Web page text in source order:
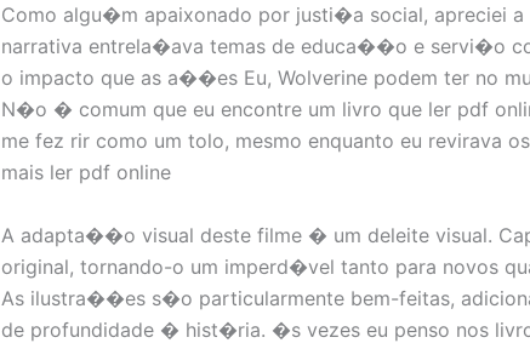
Como algu�m apaixonado por justi�a social, apreciei a
narrativa entrela�ava temas de educa��o e servi�o
o impacto que as a��es Eu, Wolverine podem ter no
N�o � comum que eu encontre um livro que ler pdf
me fez rir como um tolo, mesmo enquanto eu revirava
mais ler pdf online
A adapta��o visual deste filme � um deleite visual.
original, tornando-o um imperd�vel tanto para novos
As ilustra��es s�o particularmente bem-feitas,
de profundidade � hist�ria. �s vezes eu penso nos